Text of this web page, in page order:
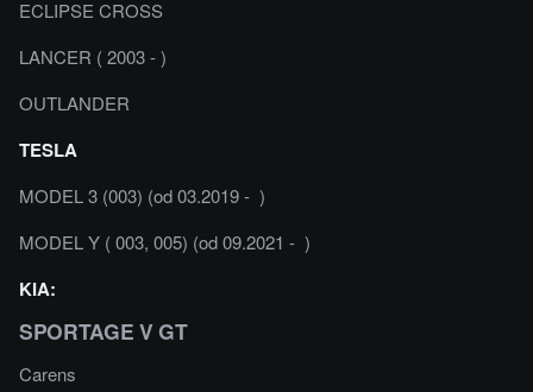
ECLIPSE CROSS
LANCER ( 2003 - )
OUTLANDER
TESLA
MODEL 3 (003) (od 03.2019 - )
MODEL Y ( 003, 005) (od 09.2021 - )
KIA:
SPORTAGE V GT
Carens